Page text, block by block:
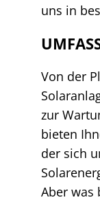
uns in
Von der
zur
bieten
der sich
Aber was